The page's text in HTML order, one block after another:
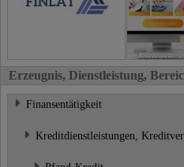
Erzeugnis, Dienstleistung,
Finansentätigkeit
Kreditdienstleistungen,